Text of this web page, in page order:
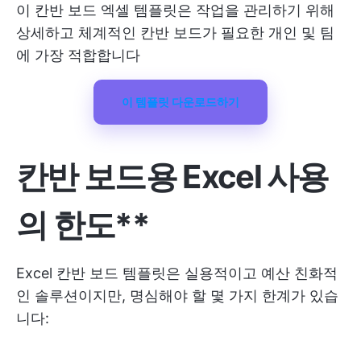
이 칸반 보드 엑셀 템플릿은 작업을 관리하기 위해
상세하고 체계적인 칸반 보드가 필요한 개인 및 팀
에 가장 적합합니다
이 템플릿 다운로드하기
칸반 보드용 Excel 사용
의 한도**
Excel 칸반 보드 템플릿은 실용적이고 예산 친화적
인 솔루션이지만, 명심해야 할 몇 가지 한계가 있습
니다: